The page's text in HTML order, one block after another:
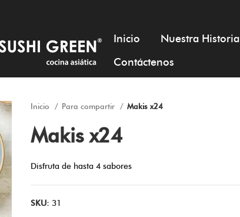
Inicio Nuestra Historia
Contáctenos
Inicio Para compartir Makis x24
Makis x24
Disfruta de hasta 4 sabores
SKU: 31